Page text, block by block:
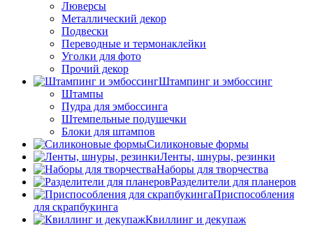
Люверсы
Металлический декор
Подвески
Переводные и термонаклейки
Уголки для фото
Прочий декор
Штампинг и эмбоссинг
Штампы
Пудра для эмбоссинга
Штемпельные подушечки
Блоки для штампов
Силиконовые формы
Ленты, шнуры, резинки
Наборы для творчества
Разделители для планеров
Приспособления
для скрапбукинга
Квиллинг и декупаж